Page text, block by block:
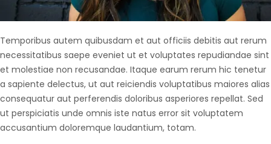
Temporibus autem quibusdam et aut officiis debitis aut rerum
necessitatibus saepe eveniet ut et voluptates repudiandae sint
et molestiae non recusandae. Itaque earum rerum hic tenetur
a sapiente delectus, ut aut reiciendis voluptatibus maiores alias
consequatur aut perferendis doloribus asperiores repellat. Sed
ut perspiciatis unde omnis iste natus error sit voluptatem
accusantium doloremque laudantium, totam.